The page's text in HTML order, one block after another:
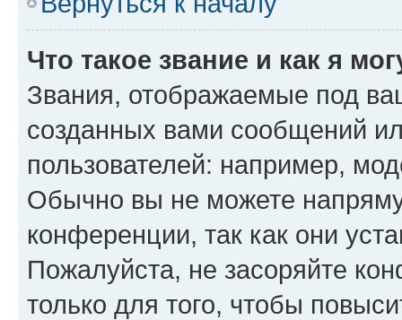
Что такое звание и как я
Звания, отображаемые под
созданных вами сообщений
пользователей: например,
Обычно вы не можете
конференции, так как они
Пожалуйста, не засоряйте
только для того, чтобы